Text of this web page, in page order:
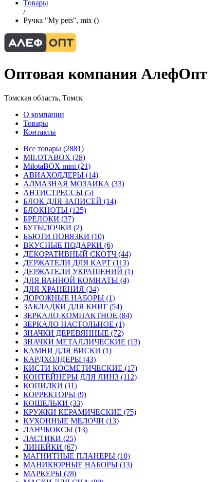
Товары
/
Ручка "My pets", mix ()
Оптовая компания АлефОпт
Томская область, Томск
О компании
Товары
Контакты
Все товары (2881)
MILOTABOX (28)
MilotaBOX mini (21)
АВИАХОЛДЕРЫ (14)
АЛМАЗНАЯ МОЗАИКА (33)
АНТИСТРЕССЫ (5)
БЛОК ДЛЯ ЗАПИСЕЙ (14)
БЛОКНОТЫ (125)
БРЕЛОКИ (37)
БУТЫЛОЧКИ (2)
БЬЮТИ ПОВЯЗКИ (10)
ВКУСНЫЕ ПОДАРКИ (6)
ДЕКОРАТИВНЫЙ СКОТЧ (44)
ДЕРЖАТЕЛИ ДЛЯ КАРТ (113)
ДЕРЖАТЕЛИ УКРАШЕНИЙ (1)
ДЛЯ ВАННОЙ КОМНАТЫ (4)
ДЛЯ ХРАНЕНИЯ (34)
ДОРОЖНЫЕ НАБОРЫ (1)
ЗАКЛАДКИ ДЛЯ КНИГ (54)
ЗЕРКАЛО КОМПАКТНОЕ (84)
ЗЕРКАЛО НАСТОЛЬНОЕ (1)
ЗНАЧКИ ДЕРЕВЯННЫЕ (72)
ЗНАЧКИ МЕТАЛЛИЧЕСКИЕ (13)
КАМНИ ДЛЯ ВИСКИ (1)
КАРДХОЛДЕРЫ (43)
КИСТИ КОСМЕТИЧЕСКИЕ (17)
КОНТЕЙНЕРЫ ДЛЯ ЛИНЗ (112)
КОПИЛКИ (11)
КОРРЕКТОРЫ (9)
КОШЕЛЬКИ (33)
КРУЖКИ КЕРАМИЧЕСКИЕ (75)
КУХОННЫЕ МЕЛОЧИ (13)
ЛАНЧБОКСЫ (13)
ЛАСТИКИ (25)
ЛИНЕЙКИ (67)
МАГНИТНЫЕ ПЛАНЕРЫ (10)
МАНИКЮРНЫЕ НАБОРЫ (13)
МАРКЕРЫ (28)